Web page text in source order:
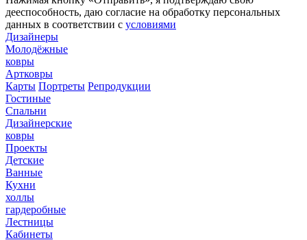
дееспособность, даю согласие на обработку персональных
данных в соответствии с условиями
Дизайнеры
Молодёжные
ковры
Артковры
Карты Портреты Репродукции
Гостиные
Спальни
Дизайнерские
ковры
Проекты
Детские
Ванные
Кухни
холлы
гардеробные
Лестницы
Кабинеты